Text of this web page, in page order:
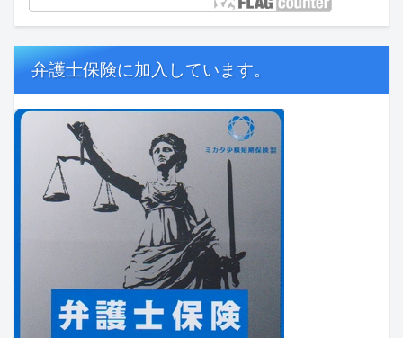
弁護士保険に加入しています。